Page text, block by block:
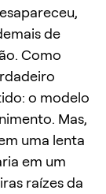
de
Como
o modelo
Mas,
uma lenta
em um
raízes da